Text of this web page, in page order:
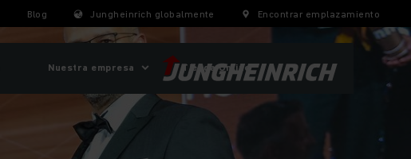
Blog Jungheinrich globalmente Encontrar emplazamiento
Nuestra empresa Tienda Online